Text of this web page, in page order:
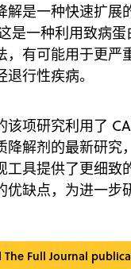
解是一种快速扩展
是一种利用致病蛋
有可能用于更严
行性疾病。
该项研究利用了
降解剂的最新研究
工具提供了更细致
优缺点，为进一步
The Full Journal